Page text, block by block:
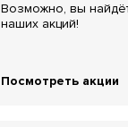
Возможно, вы
наших акций!
Посмотреть акции